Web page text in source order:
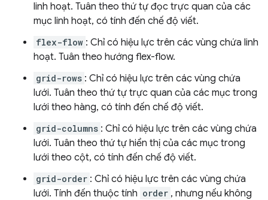
linh hoạt. Tuân theo thứ tự đọc trực quan của các
mục linh hoạt, có tính đến chế độ viết.
flex-flow : Chỉ có hiệu lực trên các vùng chứa linh
hoạt. Tuân theo hướng flex-flow.
grid-rows : Chỉ có hiệu lực trên các vùng chứa
lưới. Tuân theo thứ tự trực quan của các mục trong
lưới theo hàng, có tính đến chế độ viết.
grid-columns : Chỉ có hiệu lực trên các vùng chứa
lưới. Tuân theo thứ tự hiển thị của các mục trong
lưới theo cột, có tính đến chế độ viết.
grid-order : Chỉ có hiệu lực trên các vùng chứa
lưới. Tính đến thuộc tính order , nhưng nếu không